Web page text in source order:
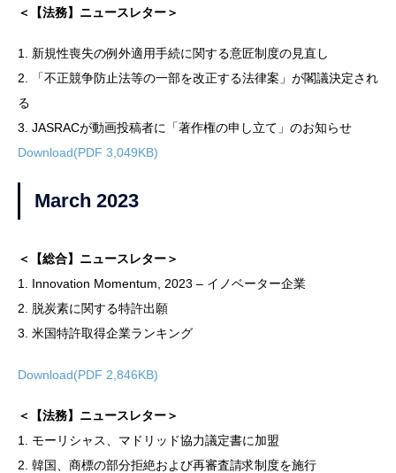
＜【法務】ニュースレター＞
1. 新規性喪失の例外適用手続に関する意匠制度の見直し
2. 「不正競争防止法等の一部を改正する法律案」が閣議決定され
る
3. JASRACが動画投稿者に「著作権の申し立て」のお知らせ
Download(PDF 3,049KB)
March 2023
＜【総合】ニュースレター＞
1. Innovation Momentum, 2023 – イノベーター企業
2. 脱炭素に関する特許出願
3. 米国特許取得企業ランキング
Download(PDF 2,846KB)
＜【法務】ニュースレター＞
1. モーリシャス、マドリッド協力議定書に加盟
2. 韓国、商標の部分拒絶および再審査請求制度を施行